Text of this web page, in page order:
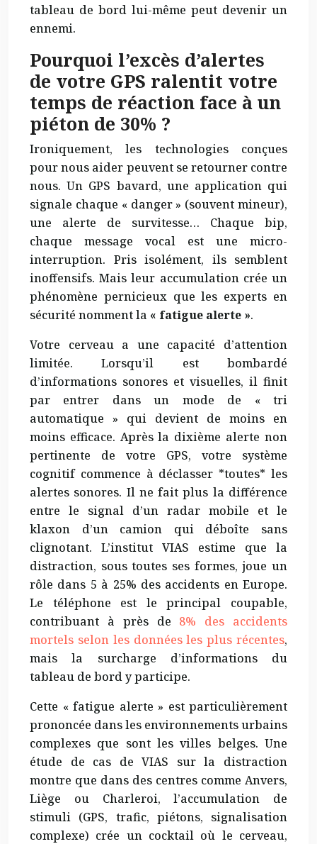
tableau de bord lui-même peut devenir un
ennemi.
Pourquoi l’excès d’alertes
de votre GPS ralentit votre
temps de réaction face à un
piéton de 30% ?
Ironiquement, les technologies conçues
pour nous aider peuvent se retourner contre
nous. Un GPS bavard, une application qui
signale chaque « danger » (souvent mineur),
une alerte de survitesse… Chaque bip,
chaque message vocal est une micro-
interruption. Pris isolément, ils semblent
inoffensifs. Mais leur accumulation crée un
phénomène pernicieux que les experts en
sécurité nomment la « fatigue alerte ».
Votre cerveau a une capacité d’attention
limitée. Lorsqu’il est bombardé
d’informations sonores et visuelles, il finit
par entrer dans un mode de « tri
automatique » qui devient de moins en
moins efficace. Après la dixième alerte non
pertinente de votre GPS, votre système
cognitif commence à déclasser *toutes* les
alertes sonores. Il ne fait plus la différence
entre le signal d’un radar mobile et le
klaxon d’un camion qui déboîte sans
clignotant. L’institut VIAS estime que la
distraction, sous toutes ses formes, joue un
rôle dans 5 à 25% des accidents en Europe.
Le téléphone est le principal coupable,
contribuant à près de 8% des accidents
mortels selon les données les plus récentes,
mais la surcharge d’informations du
tableau de bord y participe.
Cette « fatigue alerte » est particulièrement
prononcée dans les environnements urbains
complexes que sont les villes belges. Une
étude de cas de VIAS sur la distraction
montre que dans des centres comme Anvers,
Liège ou Charleroi, l’accumulation de
stimuli (GPS, trafic, piétons, signalisation
complexe) crée un cocktail où le cerveau,